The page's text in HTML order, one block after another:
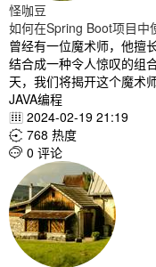
怪咖豆
如何在Spring Boot项目中
曾经有一位魔术师，他擅
结合成一种令人惊叹的组
天，我们将揭开这个魔术
JAVA编程
 2024-02-19 21:19
 768 热度
 0 评论